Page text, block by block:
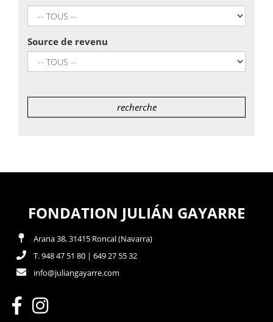
Source de revenu
FONDATION JULIÁN GAYARRE
Arana 38, 31415 Roncal (Navarra)
T. 948 47 51 80 | 649 27 55 32
info@juliangayarre.com